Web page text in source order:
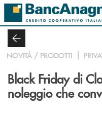
Salta al contenuto principale
NOVITÀ / PRODOTTI
Black Friday di
noleggio che